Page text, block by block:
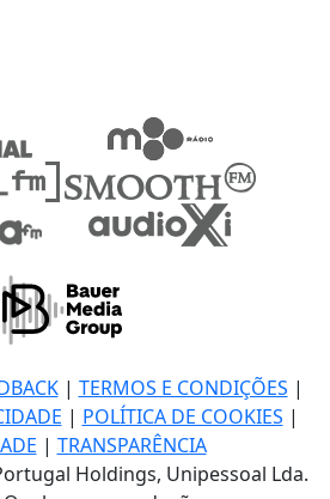
| TERMOS E CONDIÇÕES |
| POLÍTICA DE COOKIES |
| TRANSPARÊNCIA
Holdings, Unipessoal Lda.